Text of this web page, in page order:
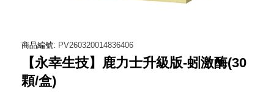
商品編號: PV260320014836406
【永幸生技】鹿力士升級版-蚓激酶(30
顆/盒)